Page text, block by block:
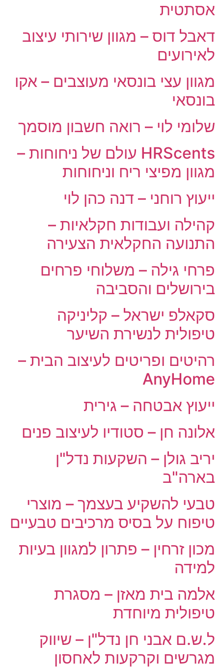
אסתטית
דאבל דוס – מגוון שירותי עיצוב
לאירועים
מגוון עצי בונסאי מעוצבים – אקו
בונסאי
שלומי לוי – רואה חשבון מוסמך
HRScents עולם של ניחוחות –
מגוון מפיצי ריח וניחוחות
ייעוץ רוחני – דנה כהן לוי
קהילה ועבודות חקלאיות –
התנועה החקלאית הצעירה
פרחי גילה – משלוחי פרחים
בירושלים והסביבה
סקאלפ ישראל – קליניקה
טיפולית לנשירת השיער
רהיטים ופריטים לעיצוב הבית –
AnyHome
ייעוץ אבטחה – גירית
אלונה חן – סטודיו לעיצוב פנים
יריב גולן – השקעות נדל"ן
בארה"ב
טבעי להשקיע בעצמך – מוצרי
טיפוח על בסיס מרכיבים טבעיים
מכון זרחין – פתרון למגוון בעיות
למידה
אלמה בית מאזן – מסגרת
טיפולית מיוחדת
ל.ש.ם אבני חן נדל"ן – שיווק
מגרשים וקרקעות לאחסון